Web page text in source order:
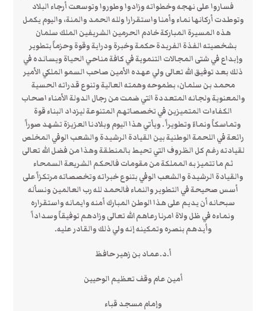
فساروا على نهجه وخطواته وزادوا وطوروا وتوسعت أرجاء البلاد
وتوطدت أركانها نماء وأمنا واستقرارا ولله الحمد والمنة، واليوم يكمل
هذه المسيرة المباركة خادم الحرمين الشريفين الملك سلمان
بشخصيته الفذة الفريدة حكمة وخبرة ودراية وقوة وحزماً بتطوير
وإبداع في شتى المجالات التنموية في كافة مناحي الحياة ويسانده في
ذلك بعد توفيق الله تعالى ولي عهده الأمين صاحب السمو الملكي الأمير
محمد بن سلمان، بطموحه وهمته العالية وتنوع قدراته الحسية
والمعنوية ولجانه المتعددة التي ضمت من رجال الدولة الأمناء اصحاب
الكفاءات المتميزين في تخصصاتهم المتنوعة ليزداد البناء قوة
وتماسكاً ونماءً وتطويراً . ويأتي هذا اليوم وبلادنا العزيزة تشهد صوراً
رائعة في اللحمة الوطنية بين القيادة الرشيدة والشعب الوفي المخلص
لقيادته رغم كل الظروف التي تحيط بالمنطقة وهذا من فضل الله تعالى
ثم ما تتميز به المملكة من مقومات فالحكم الشريعة السمحاء
والقيادة الرشيدة والشعب الوفي بتنوع خبراته وتخصصاته مرتكزاً على
أسس صحيحة في التطوير والنماء فالحمد لله رب العالمين ونسأله
سبحانه أن يديم على هذا الوطن المبارك أمنه وايمانه واستقراره
ونماءه في ظل ولاة امرنا رعاهم الله تعالى وزادهم توفيقاً وسداداً
وأيدهم بنصره وتمكينه إنه ولي ذلك والقادر عليه.
أ.د.عماد بن زهير حافظ
أمين عام وقف تعظيم الوحيين
وإمام مسجد قباء